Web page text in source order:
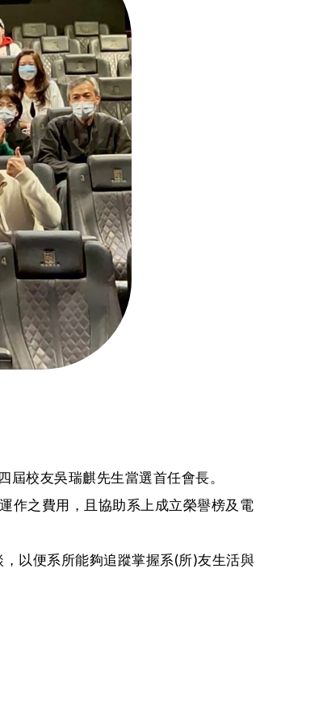
校友吳瑞麒先生當選首任會長。
作之費用，且協助系上成立榮譽榜及電
以便系所能夠追蹤掌握系(所)友生活與